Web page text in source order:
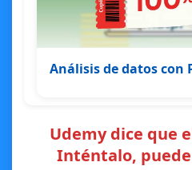
Análisis de datos con
Udemy dice que
Inténtalo,